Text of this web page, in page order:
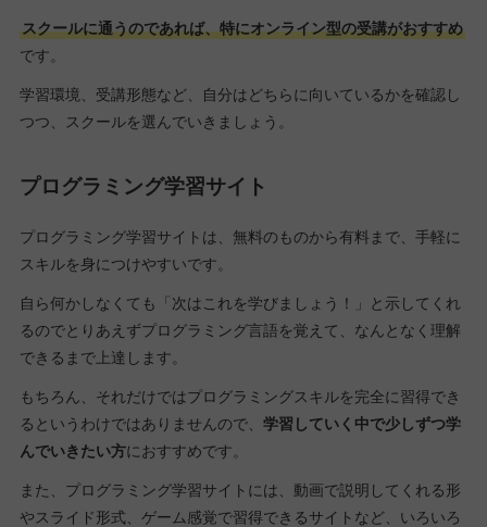
スクールに通うのであれば、特にオンライン型の受講がおすすめ
です。
学習環境、受講形態など、自分はどちらに向いているかを確認し
つつ、スクールを選んでいきましょう。
プログラミング学習サイト
プログラミング学習サイトは、無料のものから有料まで、手軽に
スキルを身につけやすいです。
自ら何かしなくても「次はこれを学びましょう！」と示してくれ
るのでとりあえずプログラミング言語を覚えて、なんとなく理解
できるまで上達します。
もちろん、それだけではプログラミングスキルを完全に習得でき
るというわけではありませんので、 学習していく中で少しずつ学
んでいきたい方におすすめです。
また、プログラミング学習サイトには、動画で説明してくれる形
やスライド形式、ゲーム感覚で習得できるサイトなど、いろいろ